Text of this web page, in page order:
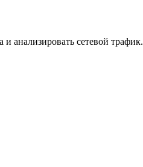
анализировать сетевой трафик.